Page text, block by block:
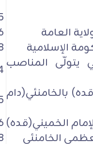
يتولّى المناصب
بالخامنئي(دام